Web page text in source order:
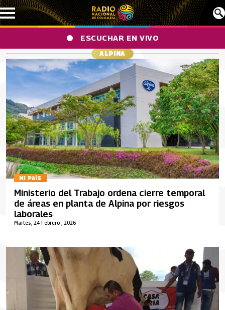
Pasar al contenido principal
ESCUCHAR EN VIVO
ALPINA
MI PAÍS
Martes, 24 Febrero , 2026
Ministerio del Trabajo ordena cierre temporal
de áreas en planta de Alpina por riesgos
laborales